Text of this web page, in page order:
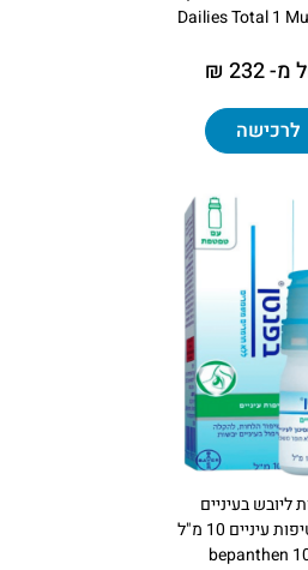
Dailies Total 1
232 ₪
לרכישה
ליובש בעיניים
עיניים 10 מ"ל
bepanthen